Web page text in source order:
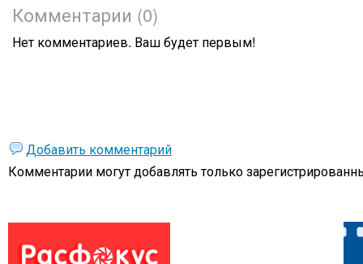
Комментарии (0)
Нет комментариев. Ваш будет первым!
Добавить комментарий
Комментарии могут добавлять только